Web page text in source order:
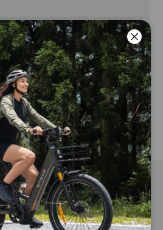
(Gratis gave ved
Rupture de stock
Luk